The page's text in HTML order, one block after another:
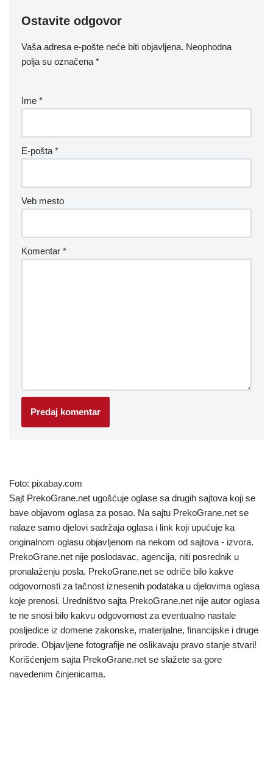
Ostavite odgovor
Vaša adresa e-pošte neće biti objavljena. Neophodna
polja su označena *
Ime *
E-pošta *
Veb mesto
Komentar *
Foto: pixabay.com
Sajt PrekoGrane.net ugošćuje oglase sa drugih sajtova koji se
bave objavom oglasa za posao. Na sajtu PrekoGrane.net se
nalaze samo djelovi sadržaja oglasa i link koji upućuje ka
originalnom oglasu objavljenom na nekom od sajtova - izvora.
PrekoGrane.net nije poslodavac, agencija, niti posrednik u
pronalaženju posla. PrekoGrane.net se odriče bilo kakve
odgovornosti za tačnost iznesenih podataka u djelovima oglasa
koje prenosi. Uredništvo sajta PrekoGrane.net nije autor oglasa
te ne snosi bilo kakvu odgovornost za eventualno nastale
posljedice iz domene zakonske, materijalne, financijske i druge
prirode. Objavljene fotografije ne oslikavaju pravo stanje stvari!
Korišćenjem sajta PrekoGrane.net se slažete sa gore
navedenim činjenicama.